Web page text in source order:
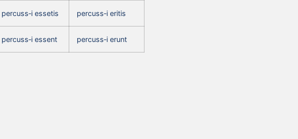
percuss‑i essetis percuss‑i eritis
percuss‑i essent percuss‑i erunt